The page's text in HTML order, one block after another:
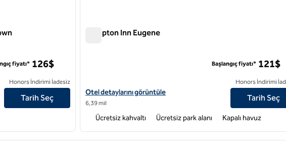
Area için otel detaylarını görüntüleyin
fiyatı* 126$
Honors İndirimi İadesiz
Tarih Seç
Hampton Inn Eugene
Hampton Inn Eugene için otel detaylarını görüntüleyin
Otel detaylarını görüntüle
6,39 mil
Başlangıç fiyatı* 121$
Honors İndirimi
Tarih Seç
Ücretsiz kahvaltı Ücretsiz park alanı Kapalı havuz